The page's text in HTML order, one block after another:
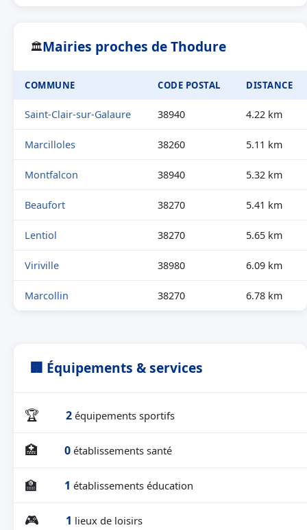
🏛Mairies proches de Thodure
COMMUNE CODE POSTAL DISTANCE
Saint-Clair-sur-Galaure 38940 4.22 km
Marcilloles 38260 5.11 km
Montfalcon 38940 5.32 km
Beaufort 38270 5.41 km
Lentiol 38270 5.65 km
Viriville 38980 6.09 km
Marcollin 38270 6.78 km
🏢 Équipements & services
🏆 2 équipements sportifs
🏥 0 établissements santé
🏫 1 établissements éducation
🎮 1 lieux de loisirs